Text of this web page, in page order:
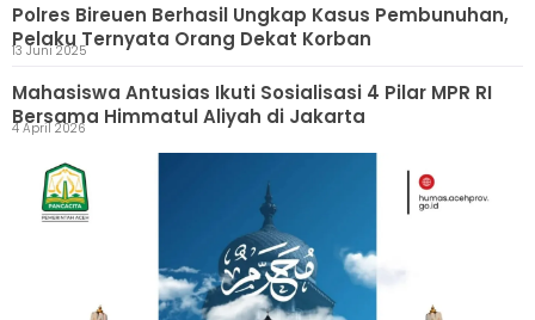
Polres Bireuen Berhasil Ungkap Kasus Pembunuhan,
Pelaku Ternyata Orang Dekat Korban
13 Juni 2025
Mahasiswa Antusias Ikuti Sosialisasi 4 Pilar MPR RI
Bersama Himmatul Aliyah di Jakarta
4 April 2026